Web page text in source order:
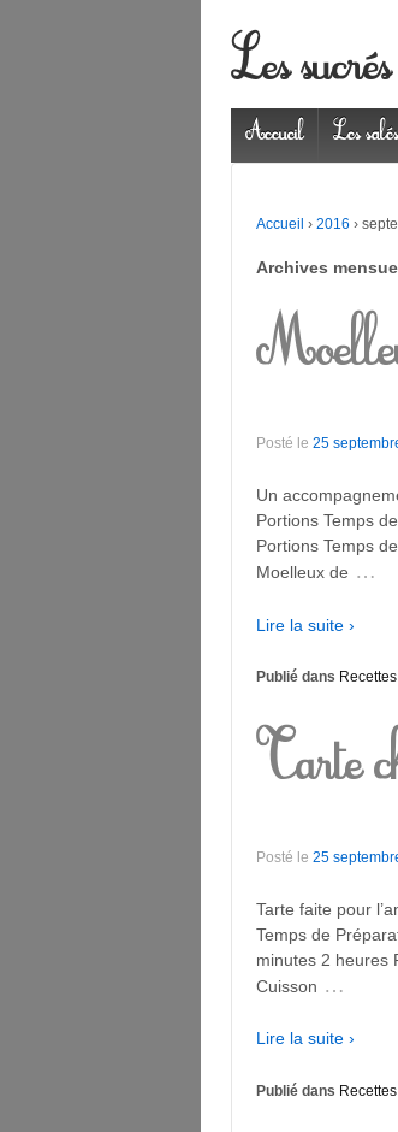
Les
Accueil Les
Accueil › 2016 ›
Archives
Posté le 25
Un
Portions Temps
Portions Temps
Moelleux de …
Lire la suite ›
Publié dans
Tarte
Posté le 25
Tarte faite pour
Temps de
minutes 2 heures
Cuisson …
Lire la suite ›
Publié dans